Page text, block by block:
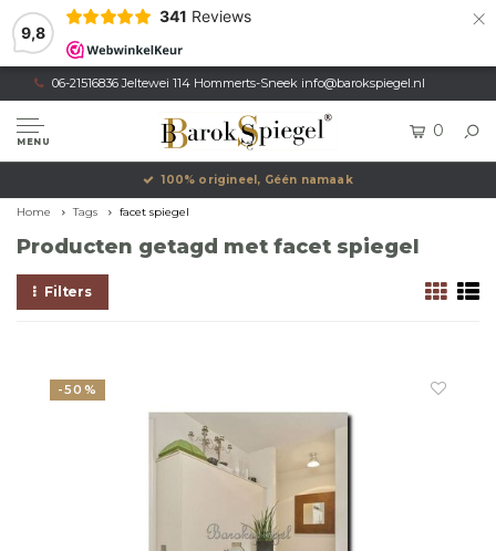
9,8
341 Reviews ×
06-21516836 Jeltewei 114 Hommerts-Sneek info@barokspiegel.nl
MENU
0
100% origineel, Géén namaak
Home Tags facet spiegel
Producten getagd met facet spiegel
Filters
-50%